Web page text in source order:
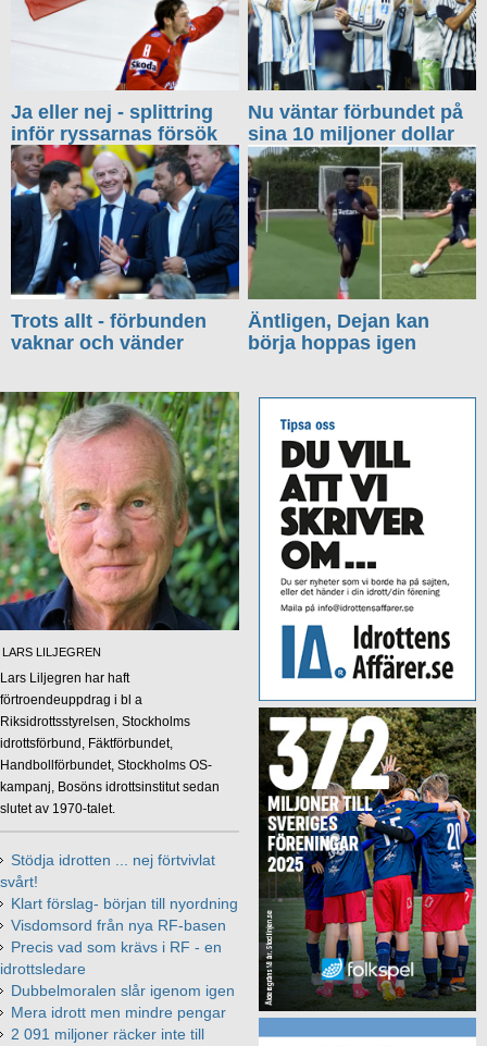
Ja eller nej - splittring
inför ryssarnas försök
Nu väntar förbundet på
sina 10 miljoner dollar
Trots allt - förbunden
vaknar och vänder
Äntligen, Dejan kan
börja hoppas igen
LARS LILJEGREN
Lars Liljegren har haft
förtroendeuppdrag i bl a
Riksidrottsstyrelsen, Stockholms
idrottsförbund, Fäktförbundet,
Handbollförbundet, Stockholms OS-
kampanj, Bosöns idrottsinstitut sedan
slutet av 1970-talet.
Stödja idrotten ... nej förtvivlat
svårt!
Klart förslag- början till nyordning
Visdomsord från nya RF-basen
Precis vad som krävs i RF - en
idrottsledare
Dubbelmoralen slår igenom igen
Mera idrott men mindre pengar
2 091 miljoner räcker inte till